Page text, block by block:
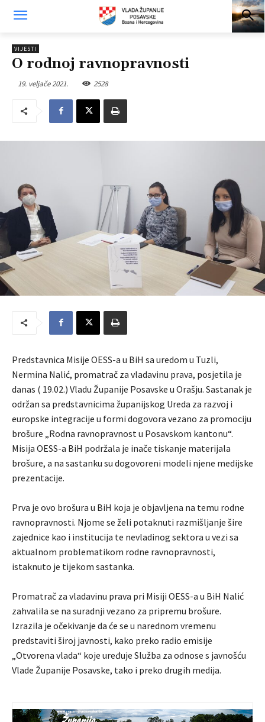
VIJESTI
O rodnoj ravnopravnosti
19. veljače 2021. 2528
Predstavnica Misije OESS-a u BiH sa uredom u Tuzli,
Nermina Nalić, promatrač za vladavinu prava, posjetila je
danas ( 19.02.) Vladu Županije Posavske u Orašju. Sastanak je
održan sa predstavnicima županijskog Ureda za razvoj i
europske integracije u formi dogovora vezano za promociju
brošure „Rodna ravnopravnost u Posavskom kantonu“.
Misija OESS-a BiH podržala je inače tiskanje materijala
brošure, a na sastanku su dogovoreni modeli njene medijske
prezentacije.
Prva je ovo brošura u BiH koja je objavljena na temu rodne
ravnopravnosti. Njome se želi potaknuti razmišljanje šire
zajednice kao i institucija te nevladinog sektora u vezi sa
aktualnom problematikom rodne ravnopravnosti,
istaknuto je tijekom sastanka.
Promatrač za vladavinu prava pri Misiji OESS-a u BiH Nalić
zahvalila se na suradnji vezano za pripremu brošure.
Izrazila je očekivanje da će se u narednom vremenu
predstaviti široj javnosti, kako preko radio emisije
„Otvorena vlada“ koje uređuje Služba za odnose s javnošću
Vlade Županije Posavske, tako i preko drugih medija.